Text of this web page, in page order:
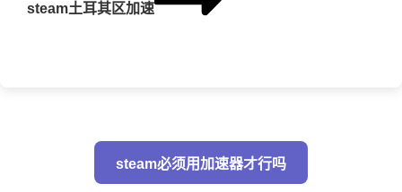
steam土耳其区加速
steam必须用加速器才行吗